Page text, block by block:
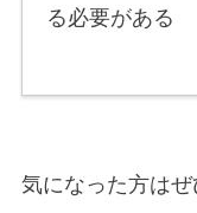
る必要がある
気になった方は